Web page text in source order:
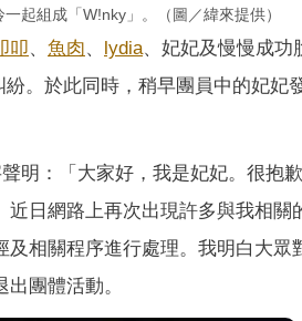
起組成「W!nky」。（圖／緯來提供）
叩、 魚肉、 lydia、妃妃及慢慢成功
。於此同時，稍早團員中的妃妃
明：「大家好，我是妃妃。很抱
日網路上再次出現許多與我相關
相關程序進行處理。我明白大眾
團體活動。